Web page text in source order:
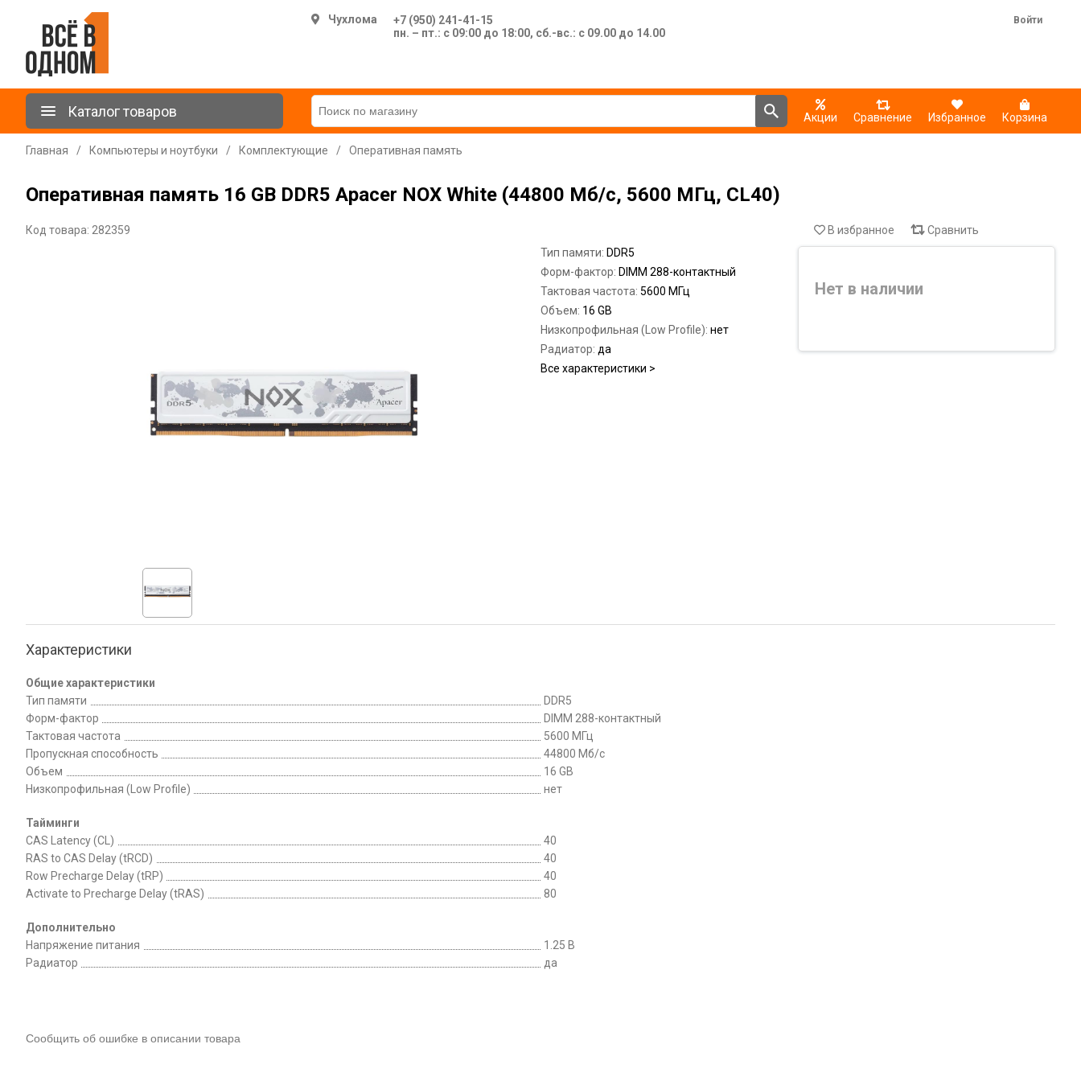
Чухлома
+7 (950) 241-41-15
пн. – пт.: с 09:00 до 18:00, сб.-вс.: с 09.00 до 14.00
Войти
Каталог товаров Акции Сравнение Избранное Корзина
Главная / Компьютеры и ноутбуки / Комплектующие / Оперативная память
Оперативная память 16 GB DDR5 Apacer NOX White (44800 Мб/с, 5600 МГц, CL40)
Код товара: 282359
Тип памяти: DDR5
Форм-фактор: DIMM 288-контактный
Тактовая частота: 5600 МГц
Объем: 16 GB
Низкопрофильная (Low Profile): нет
Радиатор: да
Все характеристики >
В избранное Сравнить
Нет в наличии
Характеристики
Общие характеристики
Тип памяти
DDR5
Форм-фактор
DIMM 288-контактный
Тактовая частота
5600 МГц
Пропускная способность
44800 Мб/с
Объем
16 GB
Низкопрофильная (Low Profile)
нет
Тайминги
CAS Latency (CL)
40
RAS to CAS Delay (tRCD)
40
Row Precharge Delay (tRP)
40
Activate to Precharge Delay (tRAS)
80
Дополнительно
Напряжение питания
1.25 В
Радиатор
да
Сообщить об ошибке в описании товара